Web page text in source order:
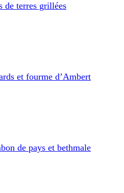
de terres grillées
et fourme d’Ambert
de pays et bethmale